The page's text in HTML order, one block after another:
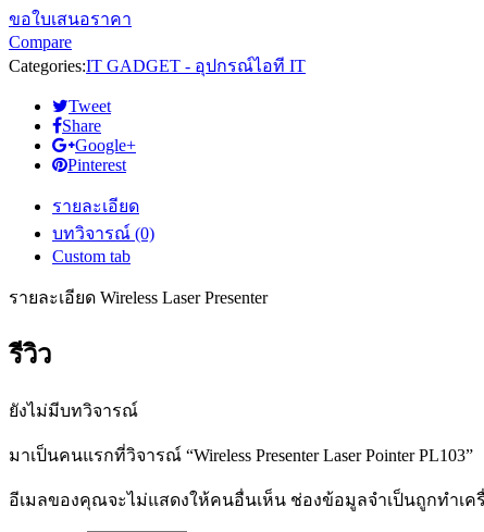
ขอใบเสนอราคา
Compare
Categories:IT GADGET - อุปกรณ์ไอที IT
Tweet
Share
Google+
Pinterest
รายละเอียด
บทวิจารณ์ (0)
Custom tab
รายละเอียด Wireless Laser Presenter
รีวิว
ยังไม่มีบทวิจารณ์
มาเป็นคนแรกที่วิจารณ์ “Wireless Presenter Laser Pointer PL103”
อีเมลของคุณจะไม่แสดงให้คนอื่นเห็น ช่องข้อมูลจำเป็นถูกทำเค